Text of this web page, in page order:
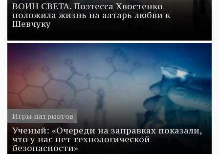
ВОИН СВЕТА. Поэтесса Хвостенко
положила жизнь на алтарь любви к
Шевчуку
Игры патриотов
Ученый: «Очереди на заправках показали,
что у нас нет технологической
безопасности»